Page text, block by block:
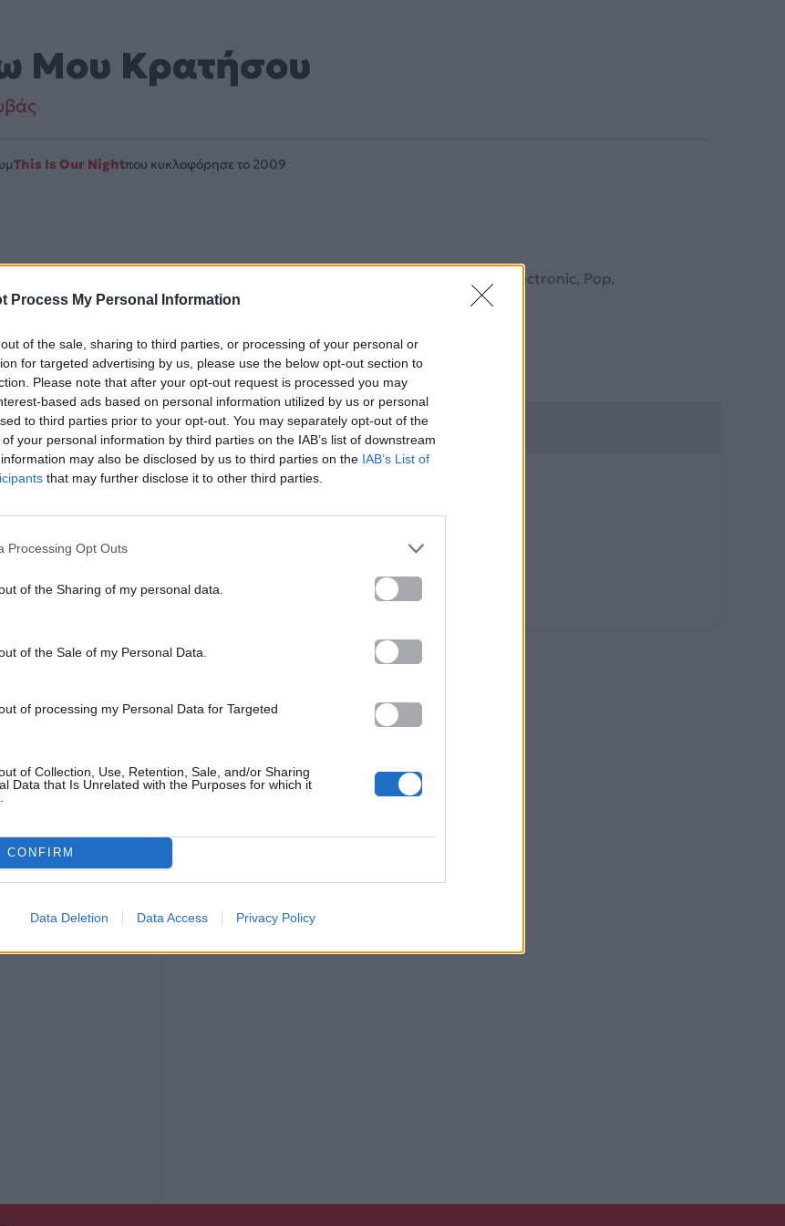
Process My Personal Information
of the sale, sharing to third parties, or processing of your personal or
for targeted advertising by us, please use the below opt-out section to
Please note that after your opt-out request is processed you may
based ads based on personal information utilized by us or personal
to third parties prior to your opt-out. You may separately opt-out of the
your personal information by third parties on the IAB’s list of downstream
may also be disclosed by us to third parties on the IAB’s List of
that may further disclose it to other third parties.
Processing Opt Outs
of the Sharing of my personal data.
of the Sale of my Personal Data.
of processing my Personal Data for Targeted
of Collection, Use, Retention, Sale, and/or Sharing
Data that Is Unrelated with the Purposes for which it
CONFIRM
Data Deletion Data Access Privacy Policy
Μου Κρατήσου
This Is Our Nightπου κυκλοφόρησε το 2009
στο άλμπουμ «This Is Our Night». Μουσικά κινείται στο ύφος Electronic, Pop.
και στο Mad.gr.
Ακούστε στο Spotify